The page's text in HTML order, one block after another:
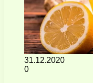
31.12.2020
0